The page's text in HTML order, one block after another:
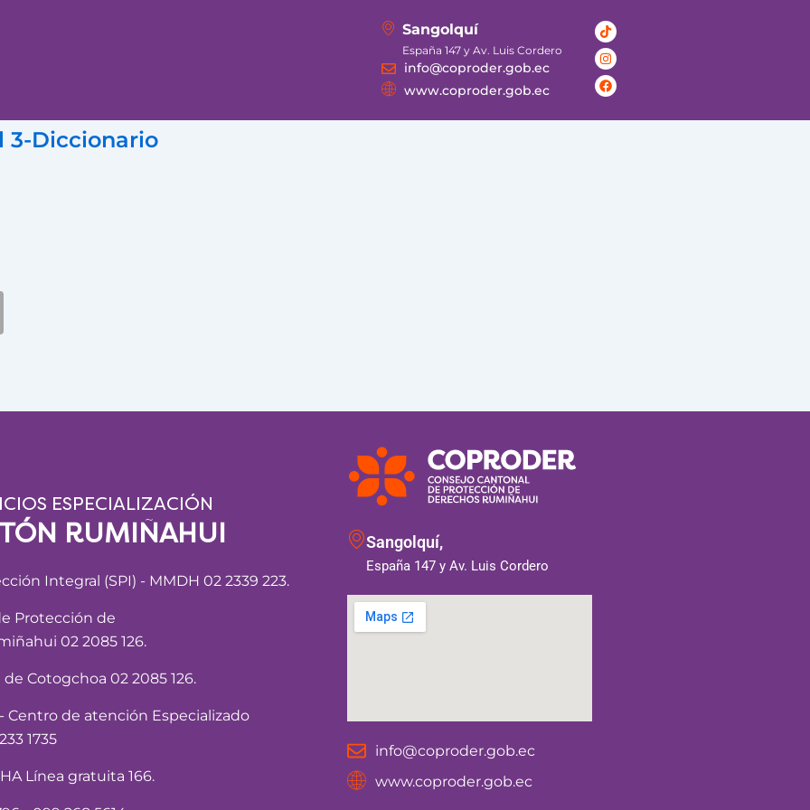
Sangolquí
España 147 y Av. Luis Cordero
info@coproder.gob.ec
www.coproder.gob.ec
Tiktok
Instagram
Facebook
3-Diccionario
ESPECIALIZACIÓN
RUMIÑAHUI
Integral (SPI) - MMDH 02 2339 223.
Protección de
02 2085 126.
Cotogchoa 02 2085 126.
Centro de atención Especializado
1735
Línea gratuita 166.
Sangolquí,
España 147 y Av. Luis Cordero
info@coproder.gob.ec
www.coproder.gob.ec